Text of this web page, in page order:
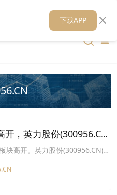
财华媒体矩阵 财华智库
开，英力股份(300956.CN)
块高开。英力股份(300956.CN)涨
元，大有能源(600403.CN)涨
涨10.00%报36.86元，嘉欣
下载APP